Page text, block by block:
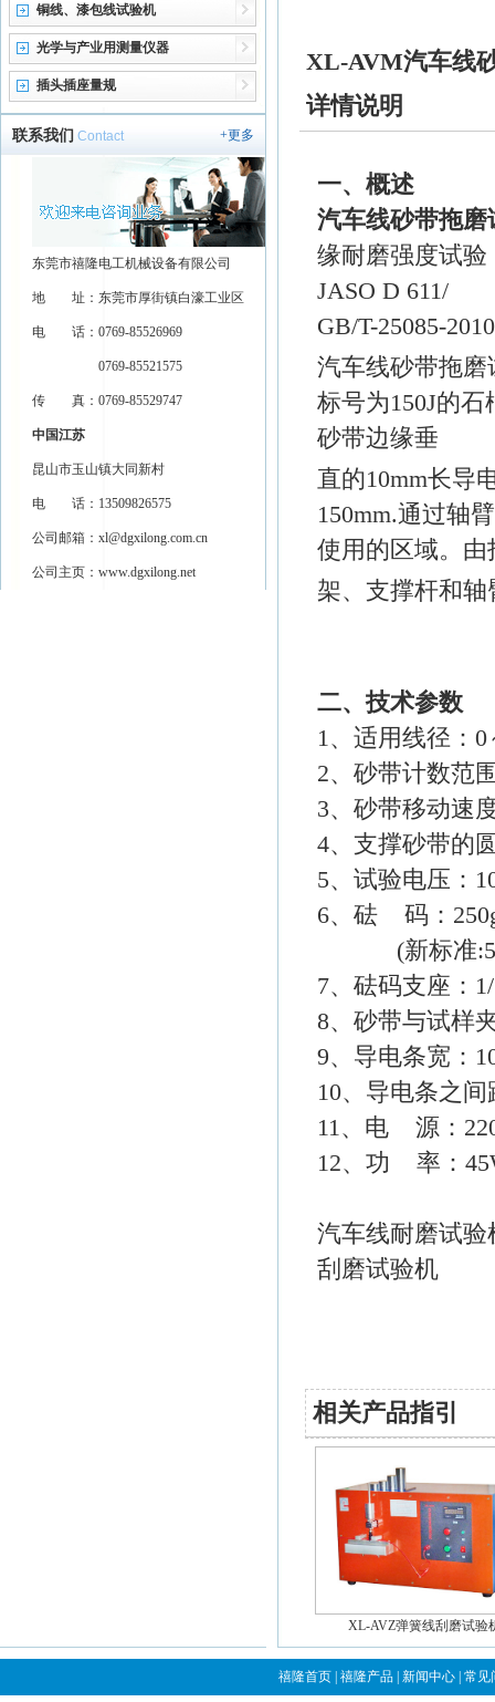
铜线、漆包线试验机
光学与产业用测量仪器
插头插座量规
+更多
联系我们 Contact
东莞市禧隆电工机械设备有限公司
地 址：东莞市厚街镇白濠工业区
电 话：0769-85526969
0769-85521575
传 真：0769-85529747
中国江苏
昆山市玉山镇大同新村
电 话：13509826575
公司邮箱： xl@dgxilong.com.cn
公司主页： www.dgxilong.net
XL-AVM汽车线
详情说明
一、概述
汽车线砂带拖磨
缘耐磨强度试验
JASO D 611/
GB/T-25085-
汽车线砂带拖
标号为150J的
砂带边缘垂
直的10mm长导
150mm.通过轴
使用的区域。由
架、支撑杆和
二、技术参数
1、适用线径：0
2、砂带计数范
3、砂带移动速
4、支撑砂带的
5、试验电压：
6、砝 码：
(新标准:50G/
7、砝码支座：
8、砂带与试样
9、导电条宽：
10、导电条之间
11、电 源：
12、功 率：
汽车线耐磨试
刮磨试验机
相关产品指引
XL-AVZ弹簧线刮磨试验
禧隆首页 禧隆产品 新闻中心 常见